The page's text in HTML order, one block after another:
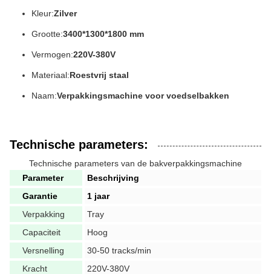
Kleur:Zilver
Grootte:3400*1300*1800 mm
Vermogen:220V-380V
Materiaal:Roestvrij staal
Naam:Verpakkingsmachine voor voedselbakken
Technische parameters:
Technische parameters van de bakverpakkingsmachine
Parameter
Beschrijving
Garantie
1 jaar
Verpakking
Tray
Capaciteit
Hoog
Versnelling
30-50 tracks/min
Kracht
220V-380V